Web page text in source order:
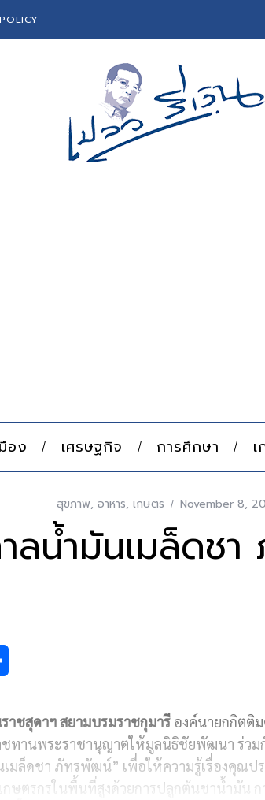
อง เศรษฐกิจ การศึกษา
สุขภาพ, อาหาร, เกษตร November 8,
าลน้ำมันเมล็ดช
a
r
e
าชสุดาฯ สยามบรมราชกุมารี องค์นายกกิตติ
ทานพระราชานุญาตให้มูลนิธิชัยพัฒนา ร่วม
มล็ดชา ภัทรพัฒน์” เพื่อให้ความรู้เรื่องคุณป
กษตรกรในพื้นที่สูงด้วยการปลูกต้นชาน้ำมัน